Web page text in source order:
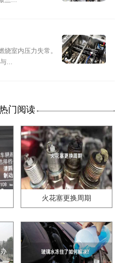
烧室内压力失常。
...
门阅读
火花塞更换周期